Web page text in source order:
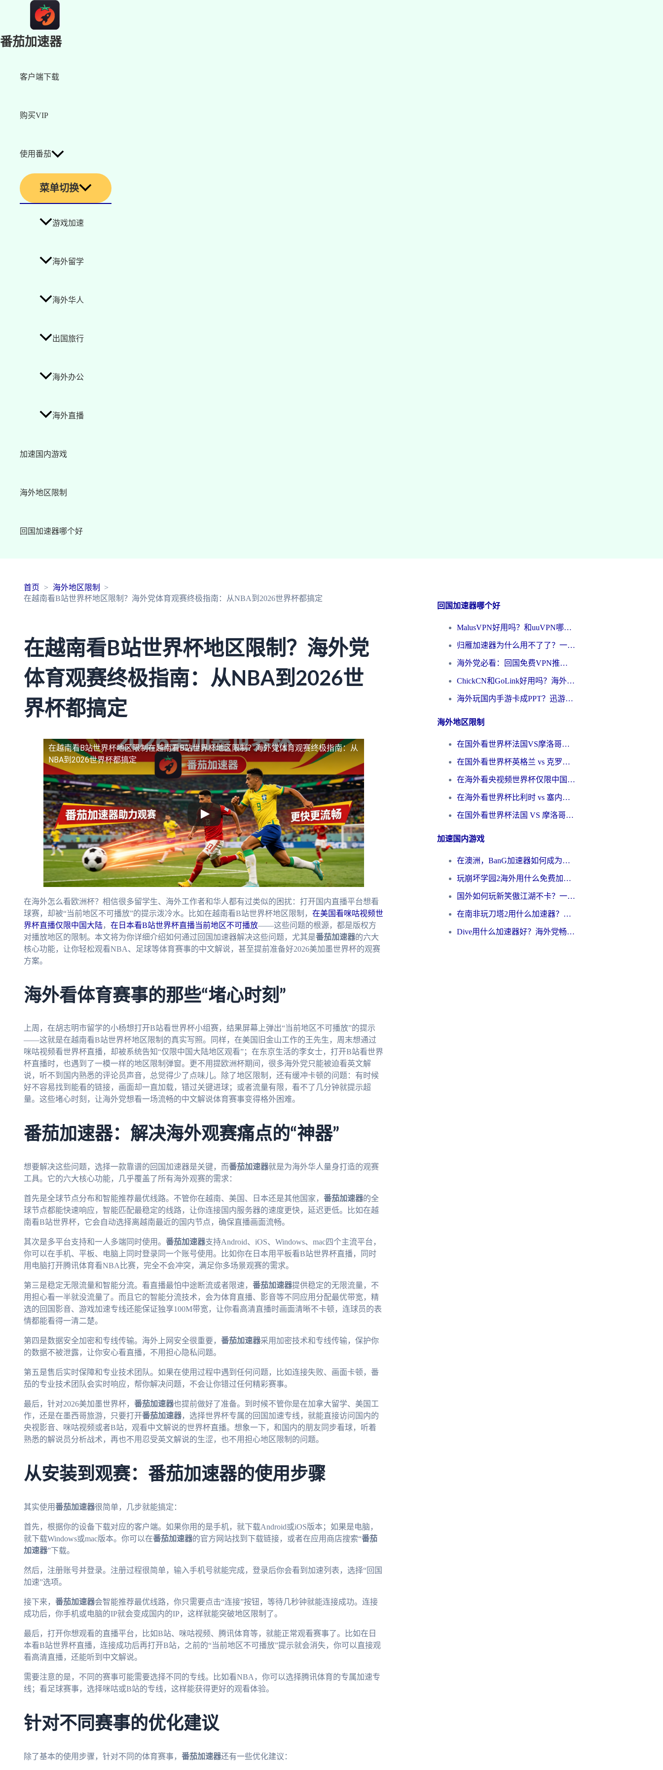
番茄加速器
客户端下载
购买VIP
使用番茄
菜单切换
游戏加速
海外留学
海外华人
出国旅行
海外办公
海外直播
加速国内游戏
海外地区限制
回国加速器哪个好
首页
海外地区限制
在越南看B站世界杯地区限制？海外党体育观赛终极指南：从NBA到2026世界杯都搞定
在越南看B站世界杯地区限制？海外党
体育观赛终极指南：从NBA到2026世
界杯都搞定
在越南看B站世界杯地区限制在越南看B站世界杯地区限制？海外党体育观赛终极指南：从
NBA到2026世界杯都搞定
在海外怎么看欧洲杯？相信很多留学生、海外工作者和华人都有过类似的困扰：打开国内直播平台想看
球赛，却被“当前地区不可播放”的提示泼冷水。比如在越南看B站世界杯地区限制， 在美国看咪咕视频世
界杯直播仅限中国大陆， 在日本看B站世界杯直播当前地区不可播放——这些问题的根源，都是版权方
对播放地区的限制。本文将为你详细介绍如何通过回国加速器解决这些问题，尤其是番茄加速器的六大
核心功能，让你轻松观看NBA、足球等体育赛事的中文解说，甚至提前准备好2026美加墨世界杯的观赛
方案。
海外看体育赛事的那些“堵心时刻”
上周，在胡志明市留学的小杨想打开B站看世界杯小组赛，结果屏幕上弹出“当前地区不可播放”的提示
——这就是在越南看B站世界杯地区限制的真实写照。同样，在美国旧金山工作的王先生，周末想通过
咪咕视频看世界杯直播，却被系统告知“仅限中国大陆地区观看”；在东京生活的李女士，打开B站看世界
杯直播时，也遇到了一模一样的地区限制弹窗。更不用提欧洲杯期间，很多海外党只能被迫看英文解
说，听不到国内熟悉的评论员声音，总觉得少了点味儿。除了地区限制，还有缓冲卡顿的问题：有时候
好不容易找到能看的链接，画面却一直加载，错过关键进球；或者流量有限，看不了几分钟就提示超
量。这些堵心时刻，让海外党想看一场流畅的中文解说体育赛事变得格外困难。
番茄加速器：解决海外观赛痛点的“神器”
想要解决这些问题，选择一款靠谱的回国加速器是关键，而番茄加速器就是为海外华人量身打造的观赛
工具。它的六大核心功能，几乎覆盖了所有海外观赛的需求：
首先是全球节点分布和智能推荐最优线路。不管你在越南、美国、日本还是其他国家， 番茄加速器的全
球节点都能快速响应，智能匹配最稳定的线路，让你连接国内服务器的速度更快，延迟更低。比如在越
南看B站世界杯，它会自动选择离越南最近的国内节点，确保直播画面流畅。
其次是多平台支持和一人多端同时使用。 番茄加速器支持Android、iOS、Windows、mac四个主流平台，
你可以在手机、平板、电脑上同时登录同一个账号使用。比如你在日本用平板看B站世界杯直播，同时
用电脑打开腾讯体育看NBA比赛，完全不会冲突，满足你多场景观赛的需求。
第三是稳定无限流量和智能分流。看直播最怕中途断流或者限速， 番茄加速器提供稳定的无限流量，不
用担心看一半就没流量了。而且它的智能分流技术，会为体育直播、影音等不同应用分配最优带宽，精
选的回国影音、游戏加速专线还能保证独享100M带宽，让你看高清直播时画面清晰不卡顿，连球员的表
情都能看得一清二楚。
第四是数据安全加密和专线传输。海外上网安全很重要， 番茄加速器采用加密技术和专线传输，保护你
的数据不被泄露，让你安心看直播，不用担心隐私问题。
第五是售后实时保障和专业技术团队。如果在使用过程中遇到任何问题，比如连接失败、画面卡顿，番
茄的专业技术团队会实时响应，帮你解决问题，不会让你错过任何精彩赛事。
最后，针对2026美加墨世界杯， 番茄加速器也提前做好了准备。到时候不管你是在加拿大留学、美国工
作，还是在墨西哥旅游，只要打开番茄加速器，选择世界杯专属的回国加速专线，就能直接访问国内的
央视影音、咪咕视频或者B站，观看中文解说的世界杯直播。想象一下，和国内的朋友同步看球，听着
熟悉的解说员分析战术，再也不用忍受英文解说的生涩，也不用担心地区限制的问题。
从安装到观赛：番茄加速器的使用步骤
其实使用番茄加速器很简单，几步就能搞定：
首先，根据你的设备下载对应的客户端。如果你用的是手机，就下载Android或iOS版本；如果是电脑，
就下载Windows或mac版本。你可以在番茄加速器的官方网站找到下载链接，或者在应用商店搜索“番茄
加速器”下载。
然后，注册账号并登录。注册过程很简单，输入手机号就能完成，登录后你会看到加速列表，选择“回国
加速”选项。
接下来， 番茄加速器会智能推荐最优线路，你只需要点击“连接”按钮，等待几秒钟就能连接成功。连接
成功后，你手机或电脑的IP就会变成国内的IP，这样就能突破地区限制了。
最后，打开你想观看的直播平台，比如B站、咪咕视频、腾讯体育等，就能正常观看赛事了。比如在日
本看B站世界杯直播，连接成功后再打开B站，之前的“当前地区不可播放”提示就会消失，你可以直接观
看高清直播，还能听到中文解说。
需要注意的是，不同的赛事可能需要选择不同的专线。比如看NBA，你可以选择腾讯体育的专属加速专
线；看足球赛事，选择咪咕或B站的专线，这样能获得更好的观看体验。
针对不同赛事的优化建议
除了基本的使用步骤，针对不同的体育赛事， 番茄加速器还有一些优化建议：
回国加速器哪个好
MalusVPN好用吗？和uuVPN哪个好？海外党无缝访问国内资源的真实对比与选择指南
归雁加速器为什么用不了了？一位海外游子的真实困惑与技术解答
海外党必看：回国免费VPN推荐？别踩坑！教你选对加速器无缝刷国内资源
ChickCN和GoLink好用吗？海外党如何选对回国加速器
海外玩国内手游卡成PPT？迅游和奇游手游哪个好？一篇讲透回国加速器怎么选
海外地区限制
在国外看世界杯法国VS摩洛哥地区限制？这篇指南让你流畅看中文解说无压力
在国外看世界杯英格兰 vs 克罗地亚当前地区不可播放？这篇指南帮你搞定所有海外观赛难题
在海外看央视频世界杯仅限中国大陆？这篇指南帮你解锁中文解说+无卡顿直播
在海外看世界杯比利时 vs 塞内加尔仅限中国大陆？我找到了最流畅的中文解说之路
在国外看世界杯法国 VS 摩洛哥仅限中国大陆？海外党这样看中文解说赛事不卡顿
加速国内游戏
在澳洲，BanG加速器如何成为你国服游戏的“时光机”？
玩崩坏学园2海外用什么免费加速器好？2026海外党亲测国服游戏加速指南
国外如何玩新笑傲江湖不卡？一份给海外游子的终极网络指南
在南非玩刀塔2用什么加速器？一份给海外游子的终极生存指南
Dive用什么加速器好？海外党畅玩国服游戏的终极避坑指南